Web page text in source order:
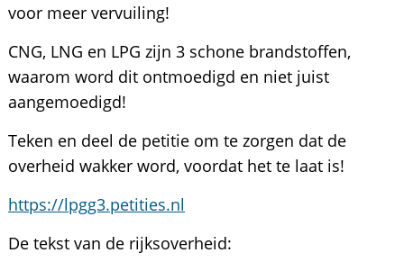
voor meer vervuiling!
CNG, LNG en LPG zijn 3 schone brandstoffen,
waarom word dit ontmoedigd en niet juist
aangemoedigd!
Teken en deel de petitie om te zorgen dat de
overheid wakker word, voordat het te laat is!
https://lpgg3.petities.nl
De tekst van de rijksoverheid: